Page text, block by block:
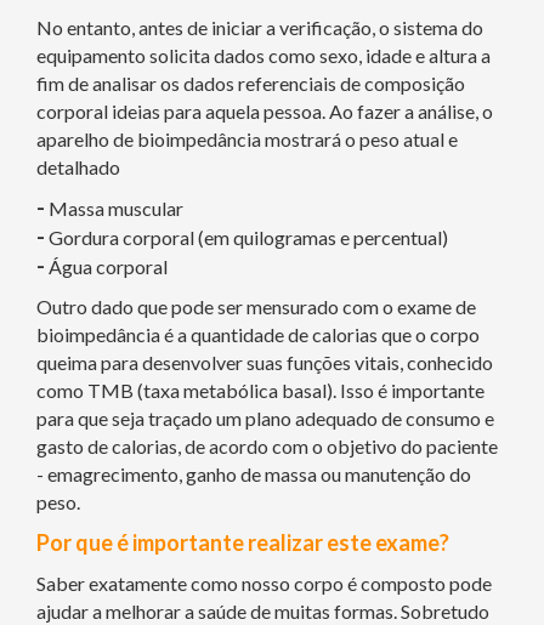
No entanto, antes de iniciar a verificação, o sistema do
equipamento solicita dados como sexo, idade e altura a
fim de analisar os dados referenciais de composição
corporal ideias para aquela pessoa. Ao fazer a análise, o
aparelho de bioimpedância mostrará o peso atual e
detalhado
- Massa muscular
- Gordura corporal (em quilogramas e percentual)
- Água corporal
Outro dado que pode ser mensurado com o exame de
bioimpedância é a quantidade de calorias que o corpo
queima para desenvolver suas funções vitais, conhecido
como TMB (taxa metabólica basal). Isso é importante
para que seja traçado um plano adequado de consumo e
gasto de calorias, de acordo com o objetivo do paciente
- emagrecimento, ganho de massa ou manutenção do
peso.
Por que é importante realizar este exame?
Saber exatamente como nosso corpo é composto pode
ajudar a melhorar a saúde de muitas formas. Sobretudo